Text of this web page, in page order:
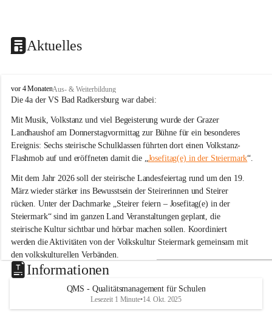
Aktuelles
V
o
k
s
s
c
u
l
e
B
a
d
R
a
d
k
s
vor 4 MonatenAus- & Weiterbildung
Die 4a der VS Bad Radkersburg war dabei:
Mit Musik, Volkstanz und viel Begeisterung wurde der Grazer
Landhaushof am Donnerstagvormittag zur Bühne für ein besonderes
Ereignis: Sechs steirische Schulklassen führten dort einen Volkstanz-
Flashmob auf und eröffneten damit die „Josefitag(e) in der Steiermark“.
Mit dem Jahr 2026 soll der steirische Landesfeiertag rund um den 19.
März wieder stärker ins Bewusstsein der Steirerinnen und Steirer
rücken. Unter der Dachmarke „Steirer feiern – Josefitag(e) in der
Steiermark“ sind im ganzen Land Veranstaltungen geplant, die
steirische Kultur sichtbar und hörbar machen sollen. Koordiniert
werden die Aktivitäten von der Volkskultur Steiermark gemeinsam mit
den volkskulturellen Verbänden.
Tanz zu „Böll böll Kernöl“
Im Rahmen dieser Initiative studierten sechs Schulklassen aus der
Steiermark bereits im Unterricht eine einfache Volkstanz-Choreografie
Informationen
QMS - Qualitätsmanagement für Schulen
Lesezeit 1 Minute•14. Okt. 2025